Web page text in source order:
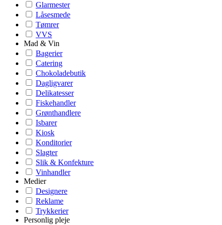
Glarmester
Låsesmede
Tømrer
VVS
Mad & Vin
Bagerier
Catering
Chokoladebutik
Dagligvarer
Delikatesser
Fiskehandler
Grønthandlere
Isbarer
Kiosk
Konditorier
Slagter
Slik & Konfekture
Vinhandler
Medier
Designere
Reklame
Trykkerier
Personlig pleje